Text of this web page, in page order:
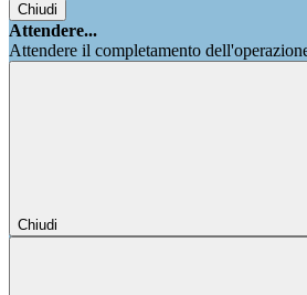
Chiudi
Attendere...
Attendere il completamento
Chiudi